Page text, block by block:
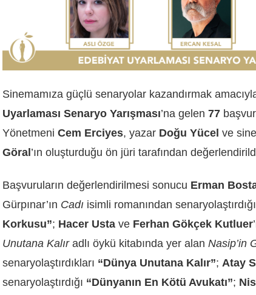
Sinemamıza güçlü senaryolar kazandırmak
Uyarlaması Senaryo Yarışması’na gelen 77
Yönetmeni Cem Erciyes, yazar Doğu Yücel ve
Göral’ın oluşturduğu ön jüri tarafından
Başvuruların değerlendirilmesi sonucu Erman
Gürpınar’ın Cadı isimli romanından senaryolaştırdığı
Korkusu”; Hacer Usta ve Ferhan Gökçek Kutluer
Unutana Kalır adlı öykü kitabında yer alan Nasip’in
senaryolaştırdıkları “Dünya Unutana Kalır”; Atay
senaryolaştırdığı “Dünyanın En Kötü Avukatı”;